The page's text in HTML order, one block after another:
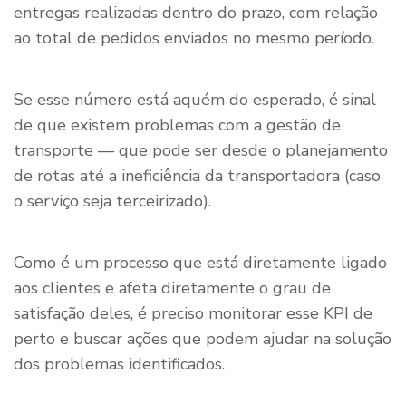
entregas realizadas dentro do prazo, com relação
ao total de pedidos enviados no mesmo período.
Se esse número está aquém do esperado, é sinal
de que existem problemas com a gestão de
transporte — que pode ser desde o planejamento
de rotas até a ineficiência da transportadora (caso
o serviço seja terceirizado).
Como é um processo que está diretamente ligado
aos clientes e afeta diretamente o grau de
satisfação deles, é preciso monitorar esse KPI de
perto e buscar ações que podem ajudar na solução
dos problemas identificados.